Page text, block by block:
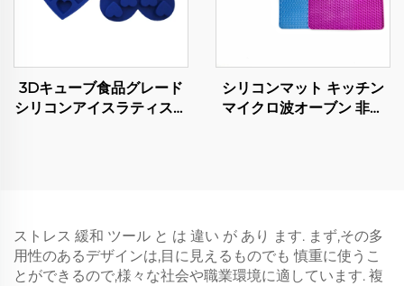
3Dキューブ食品グレード
シリコンアイスラティスフ
シリコンマット キッチン
マイクロ波オーブン 非ス
ストレス 緩和 ツール と は 違い が あり ます. まず,その多
用性のあるデザインは,目に見えるものでも 慎重に使うこ
とができるので,様々な社会や職業環境に適しています. 複